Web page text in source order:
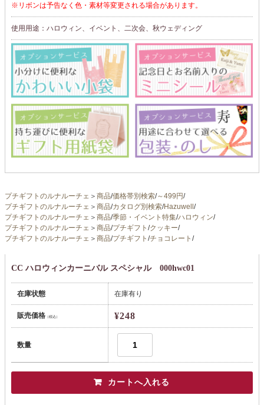
※リボンは予告なく色・素材等変更される場合があります。
使用用途：ハロウィン、イベント、二次会、秋ウェディング
プチギフトのルナルーチェ ＞ 商品/価格帯別検索/～499円/
プチギフトのルナルーチェ ＞ 商品/カタログ別検索/Hazuwell /
プチギフトのルナルーチェ ＞ 商品/季節・イベント特集/ハロウィン/
プチギフトのルナルーチェ ＞ 商品/プチギフト /クッキー/
プチギフトのルナルーチェ ＞ 商品/プチギフト /チョコレート /
CC ハロウィンカーニバル スペシャル 000hwc01
在庫状態 在庫有り
販売価格（税込） ¥248
数量